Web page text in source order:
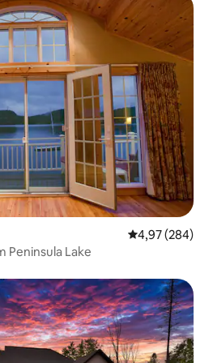
4,97 (284)
Peninsula Lake